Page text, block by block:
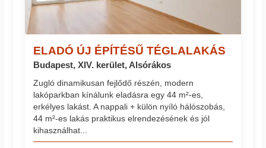
ELADÓ ÚJ ÉPÍTÉSŰ TÉGLALAKÁS
Budapest, XIV. kerület, Alsórákos
Zugló dinamikusan fejlődő részén, modern
lakóparkban kínálunk eladásra egy 44 m²-es,
erkélyes lakást. A nappali + külön nyíló hálószobás,
44 m²-es lakás praktikus elrendezésének és jól
kihasználhat...